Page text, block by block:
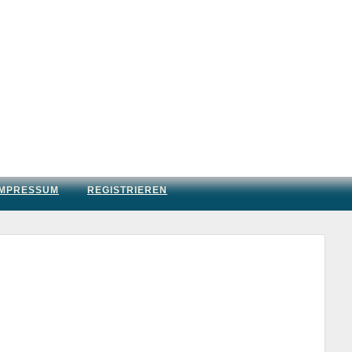
REGISTRIEREN